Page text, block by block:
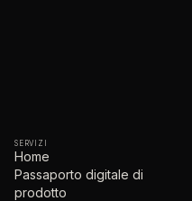
SERVIZI
Home
Passaporto digitale di
prodotto